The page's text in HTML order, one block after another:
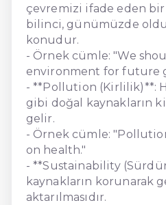
çevremizi ifade eden
bilinci, günümüzde
konudur.
- Örnek cümle: "We
environment for future
- **Pollution (Kirlilik)**:
gibi doğal kaynakların
gelir.
- Örnek cümle:
on health."
- **Sustainability
kaynakların korunarak
aktarılmasıdır.